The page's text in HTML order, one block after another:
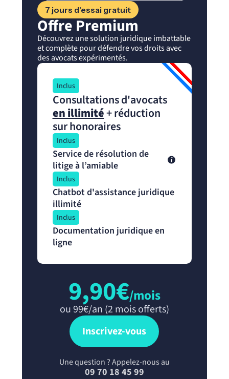
7 jours d'essai gratuit
Offre Premium
Découvrez une solution juridique imbattable
et complète pour défendre vos droits avec
des avocats expérimentés.
Consultations d'avocats
en illimité+ réduction
sur honoraires
Inclus
Service de résolution de
litige à l’amiable
Inclus
Chatbot d'assistance juridique
illimité
Inclus
Documentation juridique en
ligne
Inclus
9,90€/mois
ou 99€/an (2 mois offerts)
Inscrivez-vous
Une question ? Appelez-nous au
09 70 18 45 99